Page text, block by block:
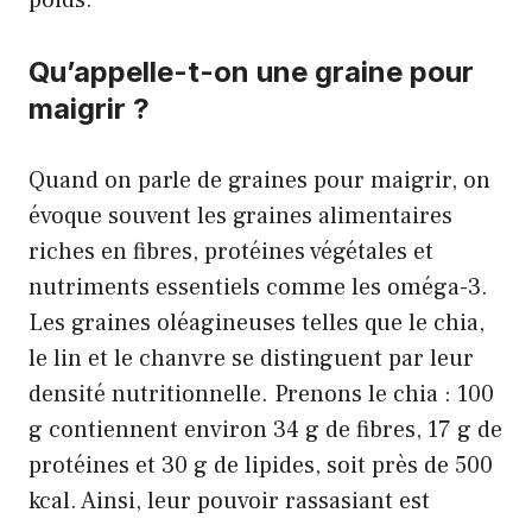
Qu’appelle-t-on une graine pour
maigrir ?
Quand on parle de graines pour maigrir, on
évoque souvent les graines alimentaires
riches en fibres, protéines végétales et
nutriments essentiels comme les oméga-3.
Les graines oléagineuses telles que le chia,
le lin et le chanvre se distinguent par leur
densité nutritionnelle. Prenons le chia : 100
g contiennent environ 34 g de fibres, 17 g de
protéines et 30 g de lipides, soit près de 500
kcal. Ainsi, leur pouvoir rassasiant est